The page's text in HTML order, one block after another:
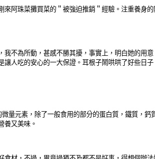
阿珠菜攤買菜的＂被強迫推銷＂經驗。注重養身的
不為所動，甚感不勝其擾，事實上，明白她的用意
人吃的安心的一大保證。耳根子鬧哄哄了好些日
元素，除了一般食用的部分的蛋白質，鐵質，鈣
養又美味。